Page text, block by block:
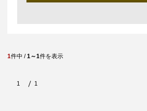
1件中 /1～1件を表示
1 1